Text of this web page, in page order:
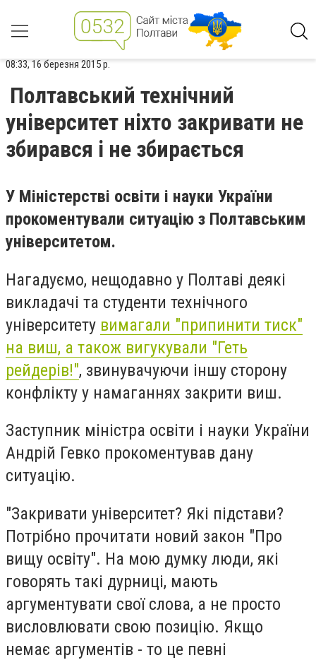
08:33, 16 березня 2015 р.
Полтавський технічний
університет ніхто закривати не
збирався і не збирається
У Міністерстві освіти і науки України
прокоментували ситуацію з Полтавським
університетом.
Нагадуємо, нещодавно у Полтаві деякі
викладачі та студенти технічного
університету вимагали "припинити тиск"
на виш, а також вигукували "Геть
рейдерів!", звинувачуючи іншу сторону
конфлікту у намаганнях закрити виш.
Заступник міністра освіти і науки України
Андрій Гевко прокоментував дану
ситуацію.
"Закривати університет? Які підстави?
Потрібно прочитати новий закон "Про
вищу освіту". На мою думку люди, які
говорять такі дурниці, мають
аргументувати свої слова, а не просто
висловлювати свою позицію. Якщо
немає аргументів - то це певні